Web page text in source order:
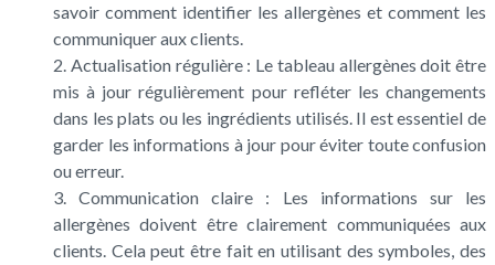
savoir comment identifier les allergènes et comment les
communiquer aux clients.
Actualisation régulière : Le tableau allergènes doit être
mis à jour régulièrement pour refléter les changements
dans les plats ou les ingrédients utilisés. Il est essentiel de
garder les informations à jour pour éviter toute confusion
ou erreur.
Communication claire : Les informations sur les
allergènes doivent être clairement communiquées aux
clients. Cela peut être fait en utilisant des symboles, des